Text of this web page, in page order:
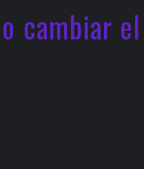
cambiar